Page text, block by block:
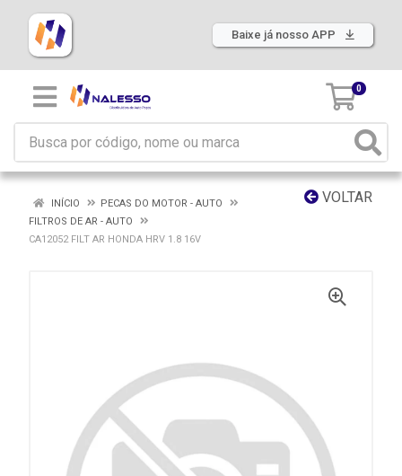
Baixe já nosso APP
0
VOLTAR
INÍCIO
PECAS DO MOTOR - AUTO
FILTROS DE AR - AUTO
CA12052 FILT AR HONDA HRV 1.8 16V